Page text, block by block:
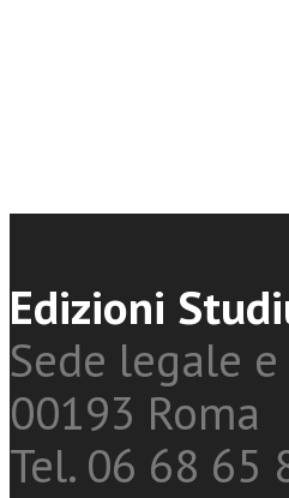
Edizioni
Sede legale
00193 Roma
Tel. 06 68 65